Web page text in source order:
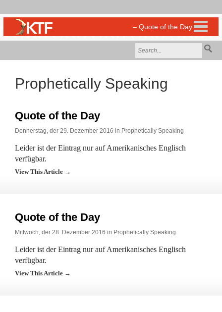
Prophetically Speaking
Quote of the Day
Donnerstag, der 29. Dezember 2016 in Prophetically Speaking
Leider ist der Eintrag nur auf Amerikanisches Englisch
verfügbar.
View This Article →
Quote of the Day
Mittwoch, der 28. Dezember 2016 in Prophetically Speaking
Leider ist der Eintrag nur auf Amerikanisches Englisch
verfügbar.
View This Article →